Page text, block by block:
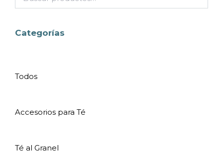
Categorías
Todos
Accesorios para Té
Té al Granel